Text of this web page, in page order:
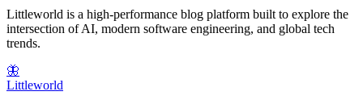
Littleworld is a high-performance blog platform built to explore the
intersection of AI, modern software engineering, and global tech
trends.
🦋
Littleworld